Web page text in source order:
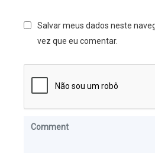
Salvar meus dados neste
vez que eu comentar.